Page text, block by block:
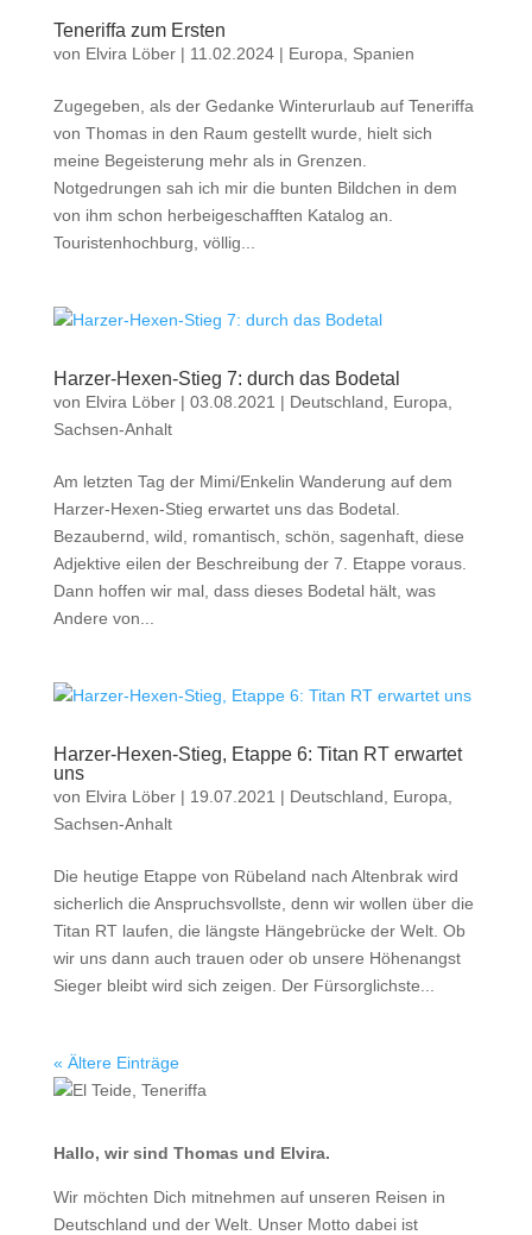
Teneriffa zum Ersten
von Elvira Löber| 11.02.2024| Europa Spanien
Zugegeben, als der Gedanke Winterurlaub auf Teneriffa
von Thomas in den Raum gestellt wurde, hielt sich
meine Begeisterung mehr als in Grenzen.
Notgedrungen sah ich mir die bunten Bildchen in dem
von ihm schon herbeigeschafften Katalog an.
Touristenhochburg, völlig...
Harzer-Hexen-Stieg 7: durch das Bodetal
von Elvira Löber| 03.08.2021 | Deutschland Europa
Sachsen-Anhalt
Am letzten Tag der Mimi/Enkelin Wanderung auf dem
Harzer-Hexen-Stieg erwartet uns das Bodetal.
Bezaubernd, wild, romantisch, schön, sagenhaft, diese
Adjektive eilen der Beschreibung der 7. Etappe voraus.
Dann hoffen wir mal, dass dieses Bodetal hält, was
Andere von...
Harzer-Hexen-Stieg, Etappe 6: Titan RT erwartet
uns
von Elvira Löber| 19.07.2021 | Deutschland Europa
Sachsen-Anhalt
Die heutige Etappe von Rübeland nach Altenbrak wird
sicherlich die Anspruchsvollste, denn wir wollen über die
Titan RT laufen, die längste Hängebrücke der Welt. Ob
wir uns dann auch trauen oder ob unsere Höhenangst
Sieger bleibt wird sich zeigen. Der Fürsorglichste...
« Ältere Einträge
Hallo, wir sind Thomas und Elvira.
Wir möchten Dich mitnehmen auf unseren Reisen in
Deutschland und der Welt. Unser Motto dabei ist